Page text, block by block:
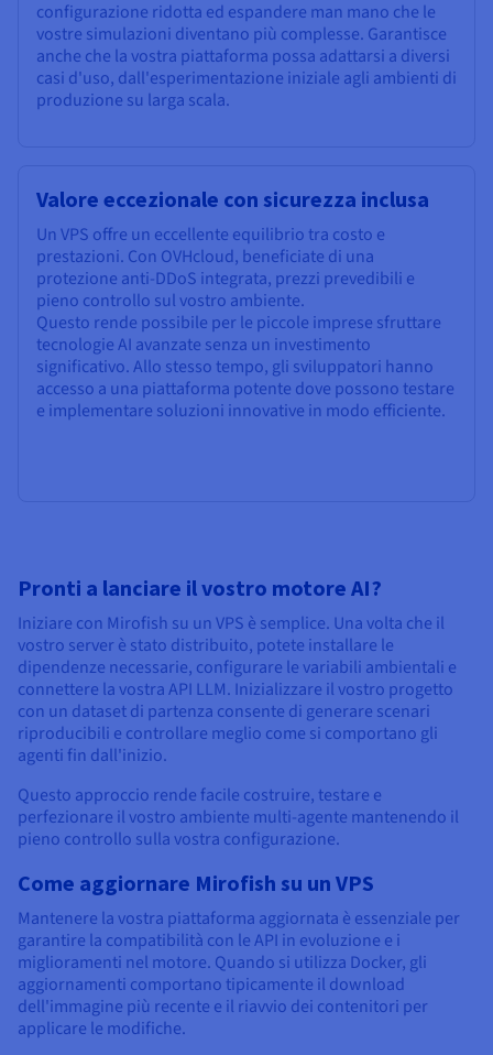
configurazione ridotta ed espandere man mano che le
vostre simulazioni diventano più complesse. Garantisce
anche che la vostra piattaforma possa adattarsi a diversi
casi d'uso, dall'esperimentazione iniziale agli ambienti di
produzione su larga scala.
Valore eccezionale con sicurezza inclusa
Un VPS offre un eccellente equilibrio tra costo e
prestazioni. Con OVHcloud, beneficiate di una
protezione anti-DDoS integrata, prezzi prevedibili e
pieno controllo sul vostro ambiente.
Questo rende possibile per le piccole imprese sfruttare
tecnologie AI avanzate senza un investimento
significativo. Allo stesso tempo, gli sviluppatori hanno
accesso a una piattaforma potente dove possono testare
e implementare soluzioni innovative in modo efficiente.
Pronti a lanciare il vostro motore AI?
Iniziare con Mirofish su un VPS è semplice. Una volta che il
vostro server è stato distribuito, potete installare le
dipendenze necessarie, configurare le variabili ambientali e
connettere la vostra API LLM. Inizializzare il vostro progetto
con un dataset di partenza consente di generare scenari
riproducibili e controllare meglio come si comportano gli
agenti fin dall'inizio.
Questo approccio rende facile costruire, testare e
perfezionare il vostro ambiente multi-agente mantenendo il
pieno controllo sulla vostra configurazione.
Come aggiornare Mirofish su un VPS
Mantenere la vostra piattaforma aggiornata è essenziale per
garantire la compatibilità con le API in evoluzione e i
miglioramenti nel motore. Quando si utilizza Docker, gli
aggiornamenti comportano tipicamente il download
dell'immagine più recente e il riavvio dei contenitori per
applicare le modifiche.